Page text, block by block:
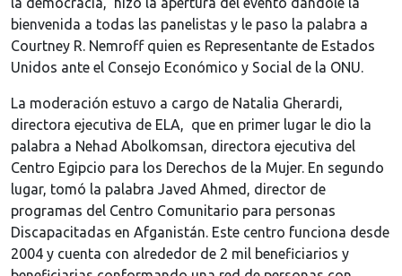
bienvenida a todas las panelistas y le paso la palabra a
Courtney R. Nemroff quien es Representante de Estados
Unidos ante el Consejo Económico y Social de la ONU.
La moderación estuvo a cargo de Natalia Gherardi,
directora ejecutiva de ELA, que en primer lugar le dio la
palabra a Nehad Abolkomsan, directora ejecutiva del
Centro Egipcio para los Derechos de la Mujer. En segundo
lugar, tomó la palabra Javed Ahmed, director de
programas del Centro Comunitario para personas
Discapacitadas en Afganistán. Este centro funciona desde
2004 y cuenta con alrededor de 2 mil beneficiarios y